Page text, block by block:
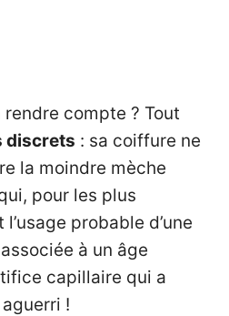
rendre compte ? Tout
discrets : sa coiffure ne
la moindre mèche
pour les plus
probable d’une
à un âge
capillaire qui a
!